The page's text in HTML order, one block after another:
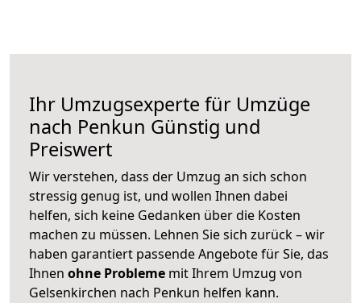
Ihr Umzugsexperte für Umzüge
nach Penkun Günstig und
Preiswert
Wir verstehen, dass der Umzug an sich schon
stressig genug ist, und wollen Ihnen dabei
helfen, sich keine Gedanken über die Kosten
machen zu müssen. Lehnen Sie sich zurück – wir
haben garantiert passende Angebote für Sie, das
Ihnen ohne Probleme mit Ihrem Umzug von
Gelsenkirchen nach Penkun helfen kann.